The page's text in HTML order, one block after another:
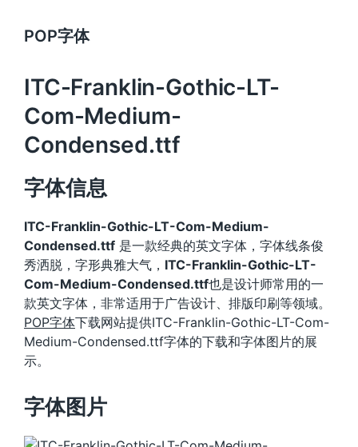
POP字体
ITC-Franklin-Gothic-LT-
Com-Medium-
Condensed.ttf
字体信息
ITC-Franklin-Gothic-LT-Com-Medium-
Condensed.ttf 是一款经典的英文字体，字体线条俊
秀洒脱，字形典雅大气， ITC-Franklin-Gothic-LT-
Com-Medium-Condensed.ttf也是设计师常用的一
款英文字体，非常适用于广告设计、排版印刷等领域。
POP字体下载网站提供ITC-Franklin-Gothic-LT-Com-
Medium-Condensed.ttf字体的下载和字体图片的展
示。
字体图片